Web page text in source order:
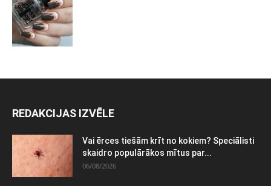
REDAKCIJAS IZVĒLE
Vai ērces tiešām krīt no kokiem? Speciālisti
skaidro populārākos mītus par...
06/08/2026